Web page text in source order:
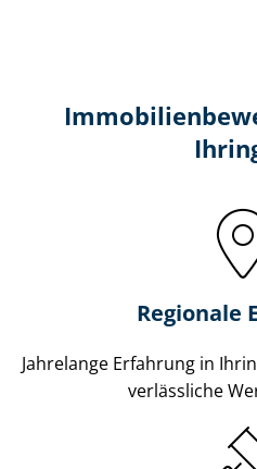
Regionale
Jahrelange Erfahrung in
verlässliche